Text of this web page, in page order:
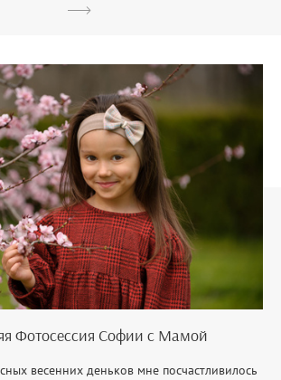
Фотосессия Софии с Мамой
весенних деньков мне посчастливилось